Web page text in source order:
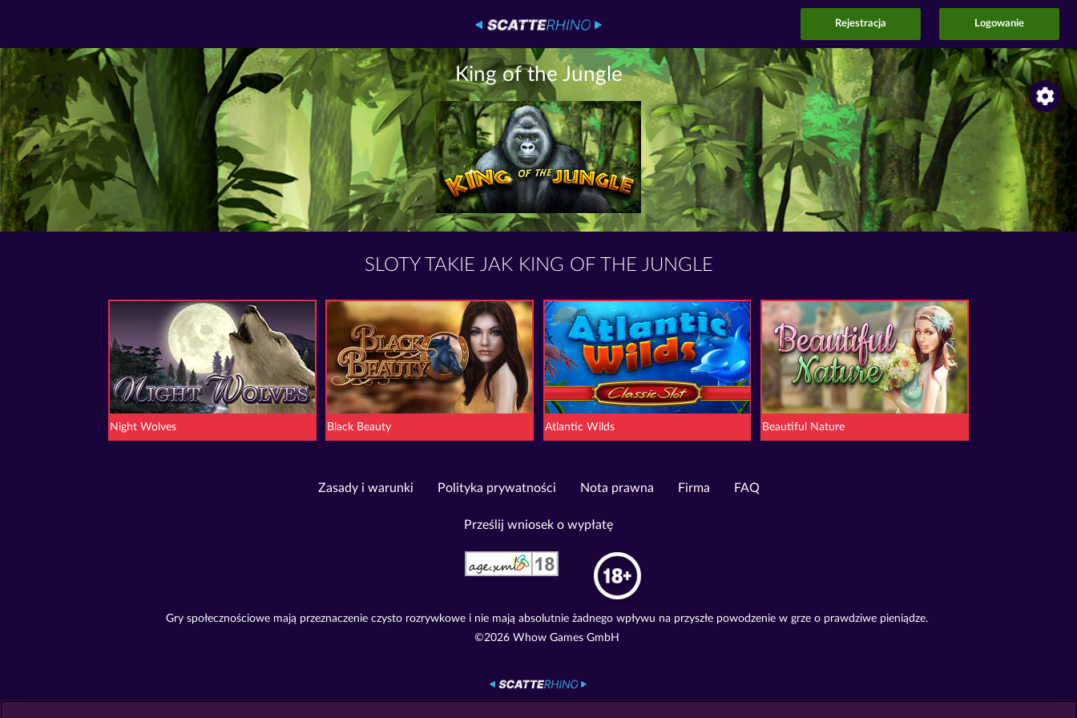
Rejestracja Logowanie
King of the Jungle
SLOTY TAKIE JAK KING OF THE JUNGLE
Night Wolves Black Beauty Atlantic Wilds Beautiful Nature
Zasady i warunki Polityka prywatności Nota prawna Firma FAQ
Prześlij wniosek o wypłatę
Gry społecznościowe mają przeznaczenie czysto rozrywkowe i nie mają absolutnie żadnego wpływu na przyszłe powodzenie w grze o prawdziwe pieniądze.
©2026 Whow Games GmbH